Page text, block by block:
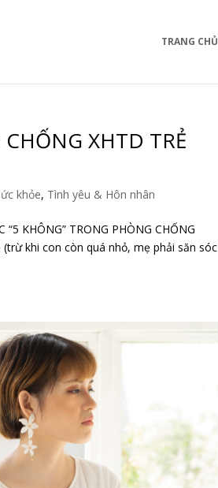
TRANG CHỦ
XHTD TRẺ
khỏe, Tình yêu & Hôn nhân
“5 KHÔNG” TRONG PHÒNG CHỐNG
khi con còn quá nhỏ, mẹ phải săn sóc